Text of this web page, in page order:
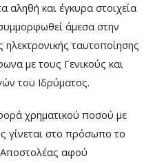
αληθή και έγκυρα στοιχεία
άμεσα στην
ταυτοποίησης
με τους Γενικούς και
του Ιδρύματος.
χρηματικού ποσού με
γίνεται στο πρόσωπο το
Αποστολέας αφού